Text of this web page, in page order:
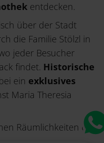
entdecken.
über der Stadt
die Familie Stölzl in
jeder Besucher
findet. Historische
ein exklusives
Maria Theresia
Räumlichkeiten des